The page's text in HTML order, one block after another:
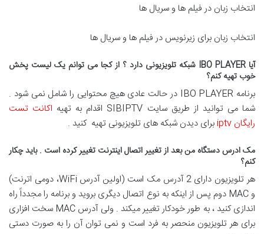
انتخاب زبان در فیلم ها و سریال ها
انتخاب زبان برای زیرنویس در فیلم ها و سریال ها
آیا IBO PLAYER شبکه تلویزیونی دارد ؟ از کجا می توانم یک لیست پخش
خوب تهیه کنم؟
برنامه IBO PLAYER در حالت عادی هیچ محتوایی را شامل نمی شود .
شما می توانید از طریق سایت SIBIPTV اقدام به تهیه
اکانت تست
رایگان iptv
برای دیدن شبکه های تلویزیونی تهیه کنید .
مک ادرس دستگاه من بعد از تغییر اتصال اینترنت تغییر کرده است . باید چکار
کنم؟
هر تلویزیون دارای 2 آدرس مک است (اولین آدرس WiFi، دومی اترنت)
و MAC دوم پس از اینکه به نوع اتصال دیگری بروید و برنامه را مجدداً راه
اندازی کنید ، به طور خودکار تغییر میکند . ولی آدرس MAC سخت افزاری
برای هر تلویزیون منحصر به فرد است و نمی توان آن را به صورت دستی